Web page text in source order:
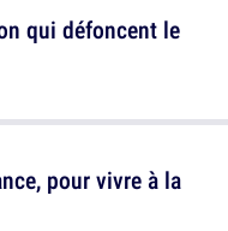
pour vivre à la
qui défoncent le